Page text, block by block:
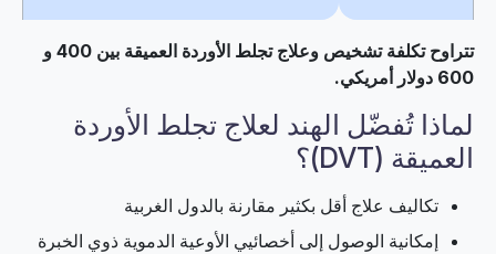
تتراوح تكلفة تشخيص وعلاج تجلط الأوردة العميقة بين 400 و
600 دولار أمريكي.
لماذا تُفضّل الهند لعلاج تجلط الأوردة
العميقة (DVT)؟
تكاليف علاج أقل بكثير مقارنة بالدول الغربية
إمكانية الوصول إلى أخصائيي الأوعية الدموية ذوي الخبرة